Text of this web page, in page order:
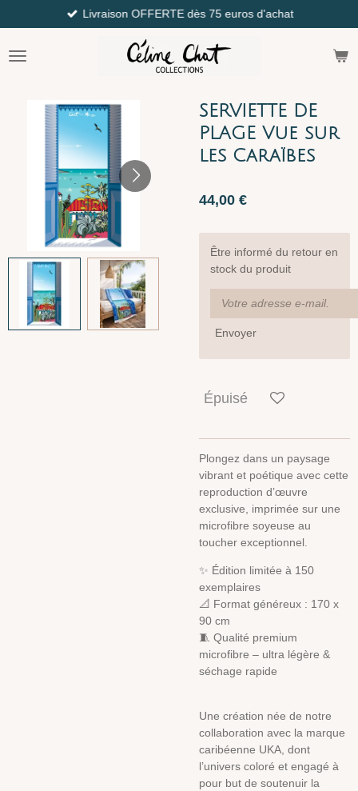
au
contenu
principal
Livraison OFFERTE dès 75 euros d'achat
SERVIETTE DE
PLAGE Vue sur
les Caraïbes
44,00 €
Être informé du retour en
stock du produit
Envoyer
Épuisé
Plongez dans un paysage
vibrant et poétique avec cette
reproduction d’œuvre
exclusive, imprimée sur une
microfibre soyeuse au
toucher exceptionnel.
✨ Édition limitée à 150
exemplaires
📐 Format généreux : 170 x
90 cm
🧵 Qualité premium
microfibre – ultra légère &
séchage rapide
Une création née de notre
collaboration avec la marque
caribéenne UKA, dont
l’univers coloré et engagé à
pour but de soutenuir la